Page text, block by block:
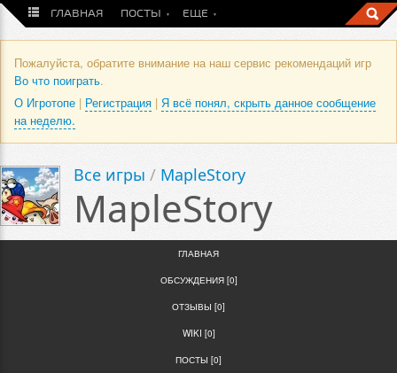
ГЛАВНАЯ ПОСТЫ ЕЩЕ
Пожалуйста, обратите внимание на наш сервис рекомендаций игр
Во что поиграть.
О Игротопе | Регистрация | Я всё понял, скрыть данное сообщение
на неделю.
Все игры / MapleStory
MapleStory
ГЛАВНАЯ
ОБСУЖДЕНИЯ [0]
ОТЗЫВЫ [0]
WIKI [0]
ПОСТЫ [0]